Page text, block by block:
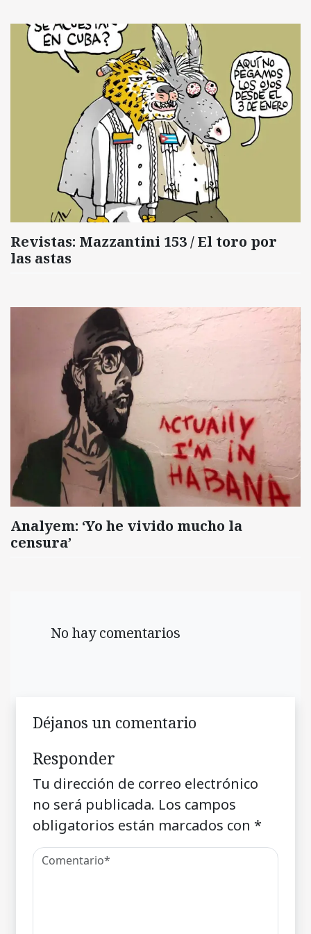
Revistas: Mazzantini 153 / El toro por
las astas
Analyem: ‘Yo he vivido mucho la
censura’
No hay comentarios
Déjanos un comentario
Responder
Tu dirección de correo electrónico
no será publicada. Los campos
obligatorios están marcados con *